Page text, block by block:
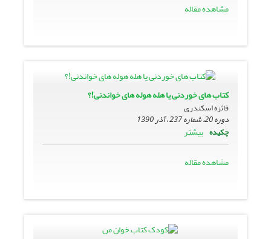
مشاهده مقاله
کتاب های خوردنی یا هله هوله های خواندنی!؟
فائزه اسکندری
دوره 20، شماره 237 ، آذر 1390
چکیده بیشتر
مشاهده مقاله